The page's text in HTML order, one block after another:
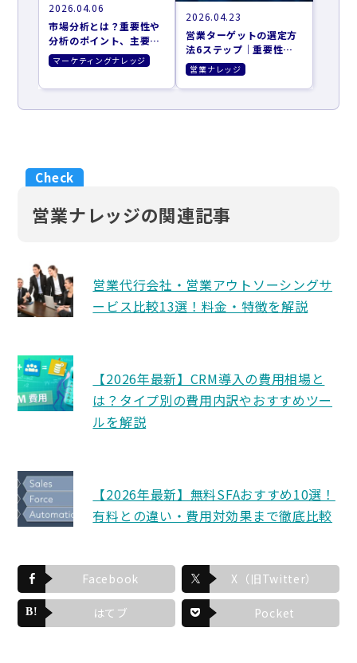
2026.04.06
市場分析とは？重要性や
分析のポイント、主要な
フレームワークを紹介
マーケティングナレッジ
2026.04.23
営業ターゲットの選定方
法6ステップ｜重要性や
おすすめのツールも紹介
営業ナレッジ
営業ナレッジの関連記事
営業代行会社・営業アウトソーシングサ
ービス比較13選！料金・特徴を解説
【2026年最新】CRM導入の費用相場と
は？タイプ別の費用内訳やおすすめツー
ルを解説
【2026年最新】無料SFAおすすめ10選！
有料との違い・費用対効果まで徹底比較
Facebook X（旧Twitter）
はてブ Pocket